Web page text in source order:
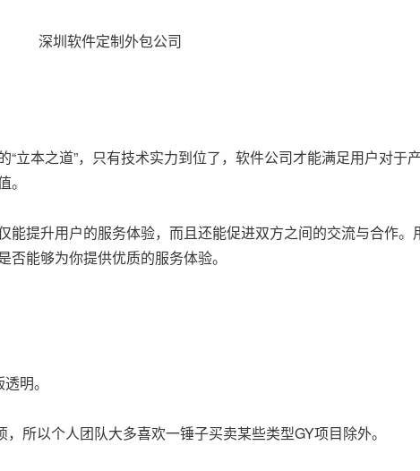
立本之道”，只有技术实力到位了，软件公司才能满足用户对于
能提升用户的服务体验，而且还能促进双方之间的交流与合作。
能够为你提供优质的服务体验。
明。
所以个人团队大多喜欢一锤子买卖某些类型GY项目除外。